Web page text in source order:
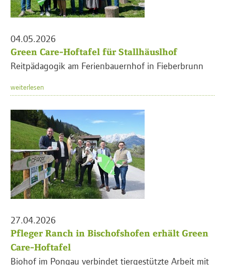
04.05.2026
Green Care-Hoftafel für Stallhäuslhof
Reitpädagogik am Ferienbauernhof in Fieberbrunn
weiterlesen
27.04.2026
Pfleger Ranch in Bischofshofen erhält Green
Care-Hoftafel
Biohof im Pongau verbindet tiergestützte Arbeit mit